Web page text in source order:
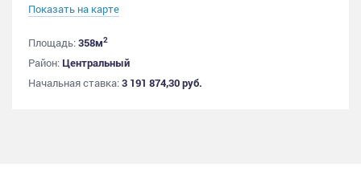
Показать на карте
Площадь:358м2
Район: Центральный
Начальная ставка:3 191 874,30 руб.